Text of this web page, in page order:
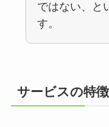
ではない、と
す。
サービスの特徴